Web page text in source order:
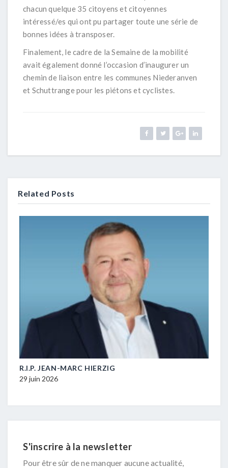
chacun quelque 35 citoyens et citoyennes
intéressé/es qui ont pu partager toute une série de
bonnes idées à transposer.
Finalement, le cadre de la Semaine de la mobilité
avait également donné l’occasion d’inaugurer un
chemin de liaison entre les communes Niederanven
et Schuttrange pour les piétons et cyclistes.
Related Posts
R.I.P. JEAN-MARC HIERZIG
29 juin 2026
S'inscrire à la newsletter
Pour être sûr de ne manquer aucune actualité,